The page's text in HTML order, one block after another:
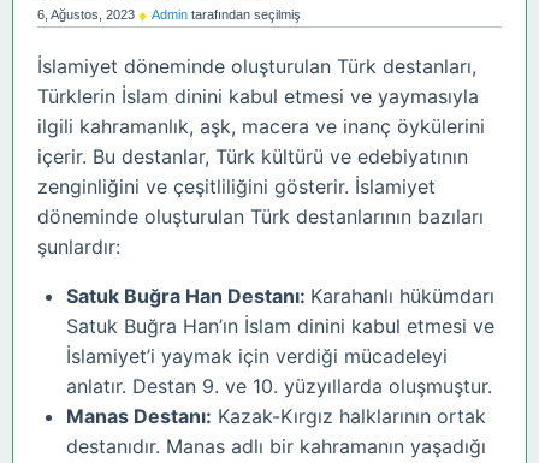
6, Ağustos, 2023 ♦ Admin tarafından seçilmiş
İslamiyet döneminde oluşturulan Türk destanları,
Türklerin İslam dinini kabul etmesi ve yaymasıyla
ilgili kahramanlık, aşk, macera ve inanç öykülerini
içerir. Bu destanlar, Türk kültürü ve edebiyatının
zenginliğini ve çeşitliliğini gösterir. İslamiyet
döneminde oluşturulan Türk destanlarının bazıları
şunlardır:
Satuk Buğra Han Destanı: Karahanlı hükümdarı
Satuk Buğra Han’ın İslam dinini kabul etmesi ve
İslamiyet’i yaymak için verdiği mücadeleyi
anlatır. Destan 9. ve 10. yüzyıllarda oluşmuştur.
Manas Destanı: Kazak-Kırgız halklarının ortak
destanıdır. Manas adlı bir kahramanın yaşadığı